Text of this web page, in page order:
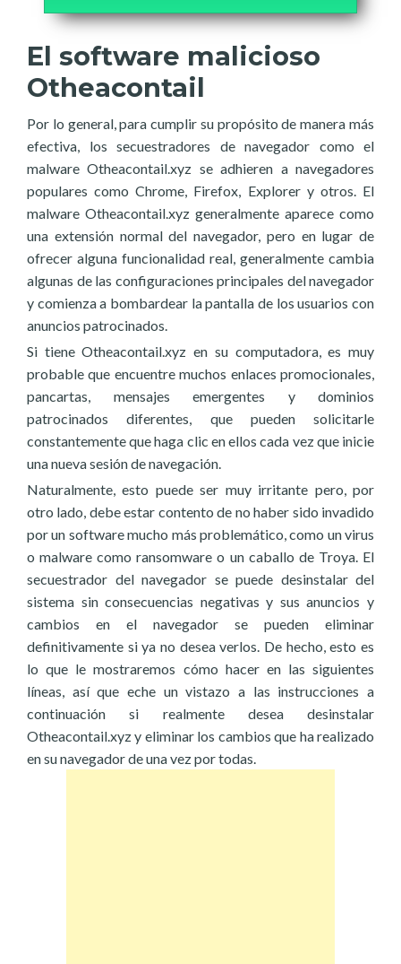
El software malicioso
Otheacontail
Por lo general, para cumplir su propósito de manera más
efectiva, los secuestradores de navegador como el
malware Otheacontail.xyz se adhieren a navegadores
populares como Chrome, Firefox, Explorer y otros. El
malware Otheacontail.xyz generalmente aparece como
una extensión normal del navegador, pero en lugar de
ofrecer alguna funcionalidad real, generalmente cambia
algunas de las configuraciones principales del navegador
y comienza a bombardear la pantalla de los usuarios con
anuncios patrocinados.
Si tiene Otheacontail.xyz en su computadora, es muy
probable que encuentre muchos enlaces promocionales,
pancartas, mensajes emergentes y dominios
patrocinados diferentes, que pueden solicitarle
constantemente que haga clic en ellos cada vez que inicie
una nueva sesión de navegación.
Naturalmente, esto puede ser muy irritante pero, por
otro lado, debe estar contento de no haber sido invadido
por un software mucho más problemático, como un virus
o malware como ransomware o un caballo de Troya. El
secuestrador del navegador se puede desinstalar del
sistema sin consecuencias negativas y sus anuncios y
cambios en el navegador se pueden eliminar
definitivamente si ya no desea verlos. De hecho, esto es
lo que le mostraremos cómo hacer en las siguientes
líneas, así que eche un vistazo a las instrucciones a
continuación si realmente desea desinstalar
Otheacontail.xyz y eliminar los cambios que ha realizado
en su navegador de una vez por todas.